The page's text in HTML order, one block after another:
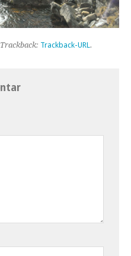
Trackback-URL.